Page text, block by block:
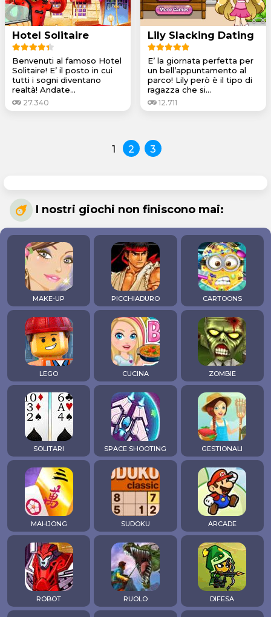
Hotel Solitaire
Benvenuti al famoso Hotel
Solitaire! E’ il posto in cui
tutti i sogni diventano
realtà! Andate...
27.340
Lily Slacking Dating
E’ la giornata perfetta per
un bell’appuntamento al
parco! Lily però è il tipo di
ragazza che si...
12.711
1 2 3
I nostri giochi non finiscono mai:
MAKE-UP PICCHIADURO CARTOONS
LEGO CUCINA ZOMBIE
SOLITARI SPACE SHOOTING GESTIONALI
MAHJONG SUDOKU ARCADE
ROBOT RUOLO DIFESA